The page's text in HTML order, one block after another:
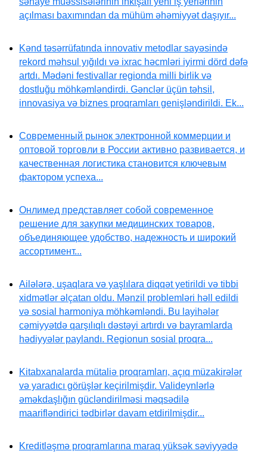
açılması baxımından da mühüm əhəmiyyət daşıyır...
Kənd təsərrüfatında innovativ metodlar sayəsində
rekord məhsul yığıldı və ixrac həcmləri iyirmi dörd dəfə
artdı. Mədəni festivallar regionda milli birlik və
dostluğu möhkəmləndirdi. Gənclər üçün təhsil,
innovasiya və biznes proqramları genişləndirildi. Ek...
Современный рынок электронной коммерции и
оптовой торговли в России активно развивается, и
качественная логистика становится ключевым
фактором успеха...
Онлимед представляет собой современное
решение для закупки медицинских товаров,
объединяющее удобство, надежность и широкий
ассортимент...
Ailələrə, uşaqlara və yaşlılara diqqət yetirildi və tibbi
xidmətlər əlçatan oldu. Mənzil problemləri həll edildi
və sosial harmoniya möhkəmləndi. Bu layihələr
cəmiyyətdə qarşılıqlı dəstəyi artırdı və bayramlarda
hədiyyələr paylandı. Regionun sosial proqra...
Kitabxanalarda mütaliə proqramları, açıq müzakirələr
və yaradıcı görüşlər keçirilmişdir. Valideynlərlə
əməkdaşlığın gücləndirilməsi məqsədilə
maarifləndirici tədbirlər davam etdirilmişdir...
Kreditləşmə proqramlarına maraq yüksək səviyyədə